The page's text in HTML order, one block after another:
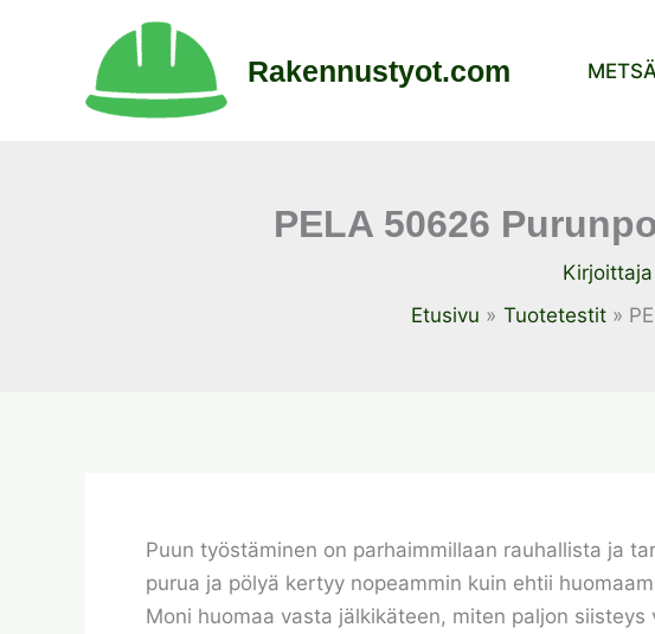
Rakennustyot.com
PELA 50626
Kirjoittaja
Etusivu
Tuotetestit
Puun työstäminen on parhaimmillaan rauhallista ja
purua ja pölyä kertyy nopeammin kuin ehtii
Moni huomaa vasta jälkikäteen, miten paljon